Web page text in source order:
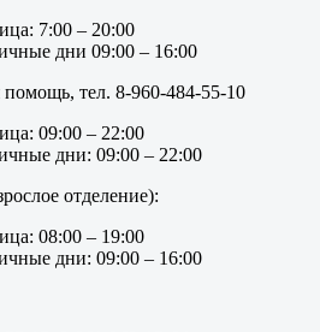
7:00 – 20:00
дни 09:00 – 16:00
тел. 8-960-484-55-10
09:00 – 22:00
дни: 09:00 – 22:00
отделение):
08:00 – 19:00
дни: 09:00 – 16:00